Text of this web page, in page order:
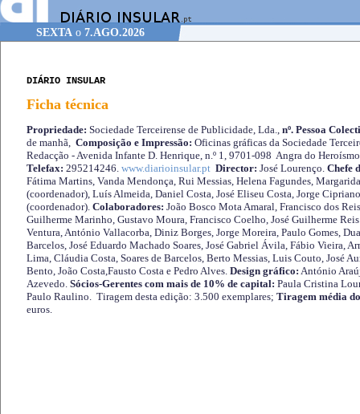
SEXTA o 7.AGO.2026
DIÁRIO INSULAR
Ficha técnica
Propriedade: Sociedade Terceirense de Publicidade, Lda., nº. Pessoa
de manhã, Composição e Impressão: Oficinas gráficas da Sociedade
Redacção - Avenida Infante D. Henrique, n.º 1, 9701-098 Angra do
Telefax: 295214246. www.diarioinsular.pt Director: José Lourenço. Chefe
Fátima Martins, Vanda Mendonça, Rui Messias, Helena Fagundes,
(coordenador), Luís Almeida, Daniel Costa, José Eliseu Costa, Jorge
(coordenador). Colaboradores: João Bosco Mota Amaral, Francisco dos
Guilherme Marinho, Gustavo Moura, Francisco Coelho, José Guilherme
Ventura, António Vallacorba, Diniz Borges, Jorge Moreira, Paulo Gomes,
Barcelos, José Eduardo Machado Soares, José Gabriel Ávila, Fábio Vieira,
Lima, Cláudia Costa, Soares de Barcelos, Berto Messias, Luis Couto, José
Bento, João Costa,Fausto Costa e Pedro Alves. Design gráfico: António
Azevedo. Sócios-Gerentes com mais de 10% de capital: Paula Cristina
Paulo Raulino. Tiragem desta edição: 3.500 exemplares; Tiragem média
euros.